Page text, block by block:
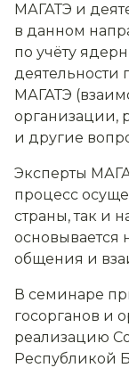
МАГАТЭ и
в данном
по учёту
деятельности
МАГАТЭ
организации,
и другие
Эксперты
процесс
страны, так и
основывается
общения и
В семинаре
госорганов и
реализацию
Республикой